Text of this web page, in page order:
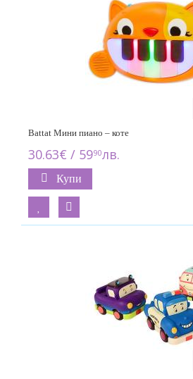
Battat Мини пиано – коте
30.63€ / 5990лв.
Купи